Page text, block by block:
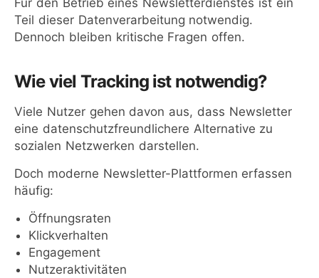
Für den Betrieb eines Newsletterdienstes ist ein
Teil dieser Datenverarbeitung notwendig.
Dennoch bleiben kritische Fragen offen.
Wie viel Tracking ist notwendig?
Viele Nutzer gehen davon aus, dass Newsletter
eine datenschutzfreundlichere Alternative zu
sozialen Netzwerken darstellen.
Doch moderne Newsletter-Plattformen erfassen
häufig:
Öffnungsraten
Klickverhalten
Engagement
Nutzeraktivitäten